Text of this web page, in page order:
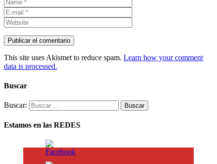
This site uses Akismet to reduce spam. Learn how your comment
data is processed.
Buscar
Buscar:
Estamos en las REDES